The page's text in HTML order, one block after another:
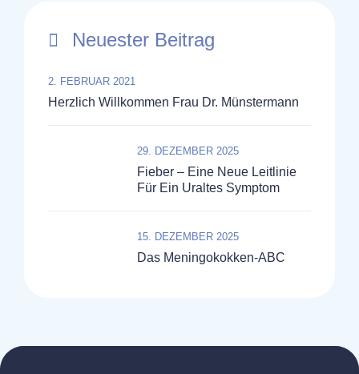
Neuester Beitrag
Herzlich Willkommen Frau Dr. Münstermann
2. FEBRUAR 2021
Fieber – Eine Neue Leitlinie
Für Ein Uraltes Symptom
29. DEZEMBER 2025
Das Meningokokken-ABC
15. DEZEMBER 2025